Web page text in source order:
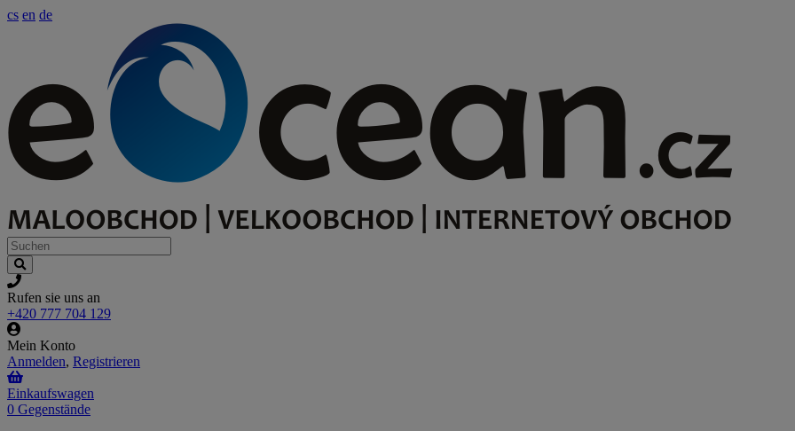
cs en de
Rufen sie uns an
+420 777 704 129
Mein Konto
Anmelden, Registrieren
Einkaufswagen
0 Gegenstände